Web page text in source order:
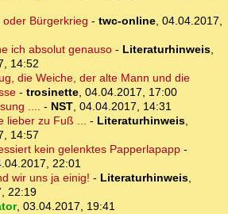
oder Bürgerkrieg - twc-online, 04.04.2017,
ich absolut genauso- Literaturhinweis,
14:52
die Weiche, der alte Mann und die
- trosinette, 04.04.2017, 17:00
.... - NST, 04.04.2017, 14:31
lieber zu Fuß ... - Literaturhinweis,
14:57
kein gelenktes Papperlapapp-
22:01
wir uns ja einig! - Literaturhinweis,
22:19
, 03.04.2017, 19:41